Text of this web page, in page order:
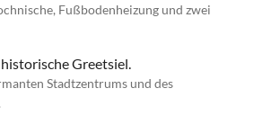
Fußbodenheizung und zwei
Greetsiel.
Stadtzentrums und des